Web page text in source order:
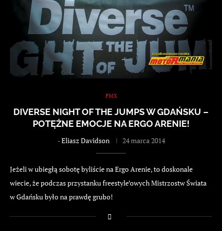
FMX
DIVERSE NIGHT OF THE JUMPS W GDAŃSKU –
POTĘŻNE EMOCJE NA ERGO ARENIE!
-Eliasz Davidson 24 marca 2014
Jeżeli w ubiegłą sobotę byliście na Ergo Arenie, to doskonale
wiecie, że podczas przystanku freestyle’owych Mistrzostw Świata
w Gdańsku było na prawdę grubo!